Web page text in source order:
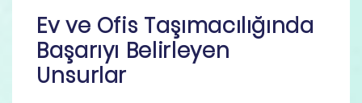
Ev ve Ofis Taşımacılığında
Başarıyı Belirleyen
Unsurlar